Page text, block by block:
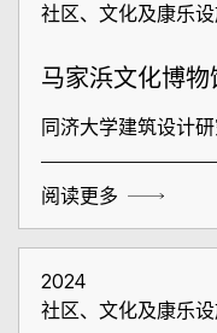
社区、文化及康乐
马家浜文化博物
同济大学建筑设计
阅读更多
2024
社区、文化及康乐